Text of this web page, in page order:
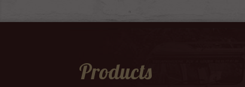
Products